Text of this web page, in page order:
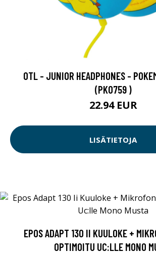
OTL - JUNIOR HEADPHONES -
(PK0759 )
22.94 EUR
LISÄTIETOJA
EPOS ADAPT 130 II KUULOKE +
OPTIMOITU UC:LLE MONO